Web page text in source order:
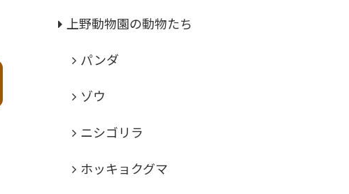
上野動物園の動物たち
パンダ
ゾウ
ニシゴリラ
ホッキョクグマ